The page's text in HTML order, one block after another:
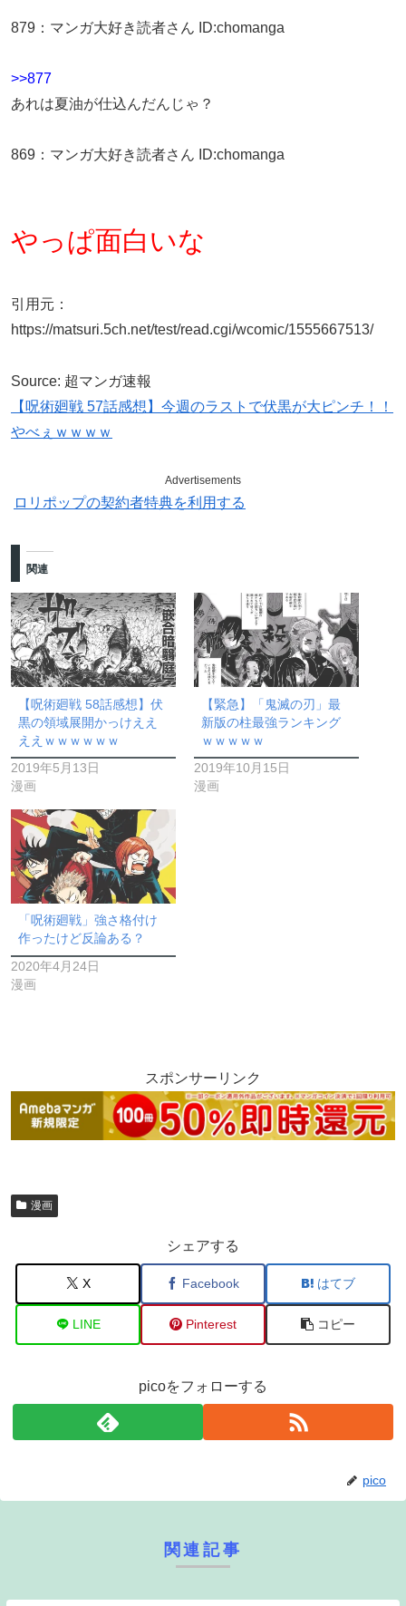
879 ： マンガ大好き読者さん ID:chomanga
>>877
あれは夏油が仕込んだんじゃ？
869 ： マンガ大好き読者さん ID:chomanga
やっぱ面白いな
引用元：
https://matsuri.5ch.net/test/read.cgi/wcomic/1555667513/
Source: 超マンガ速報
【呪術廻戦 57話感想】今週のラストで伏黒が大ピンチ！！
やべぇｗｗｗｗ
Advertisements
ロリポップの契約者特典を利用する
関連
【呪術廻戦 58話感想】伏
黒の領域展開かっけええ
ええｗｗｗｗｗｗ
2019年5月13日
漫画
【緊急】「鬼滅の刃」最
新版の柱最強ランキング
ｗｗｗｗｗ
2019年10月15日
漫画
「呪術廻戦」強さ格付け
作ったけど反論ある？
2020年4月24日
漫画
スポンサーリンク
漫画
シェアする
X Facebook はてブ
LINE Pinterest コピー
picoをフォローする
pico
関連記事